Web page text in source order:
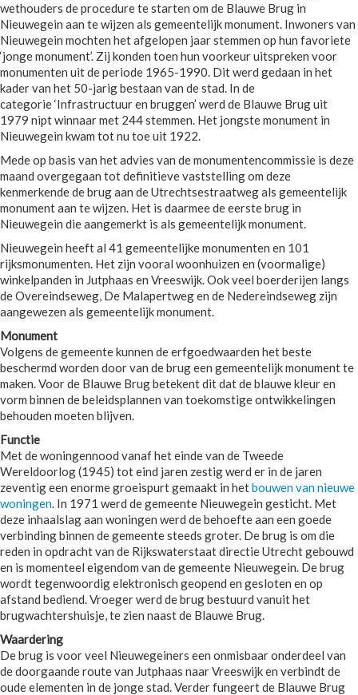
wethouders de procedure te starten om de Blauwe Brug in
Nieuwegein aan te wijzen als gemeentelijk monument. Inwoners van
Nieuwegein mochten het afgelopen jaar stemmen op hun favoriete
‘jonge monument’. Zij konden toen hun voorkeur uitspreken voor
monumenten uit de periode 1965-1990. Dit werd gedaan in het
kader van het 50-jarig bestaan van de stad. In de
categorie ‘Infrastructuur en bruggen’ werd de Blauwe Brug uit
1979 nipt winnaar met 244 stemmen. Het jongste monument in
Nieuwegein kwam tot nu toe uit 1922.
Mede op basis van het advies van de monumentencommissie is deze
maand overgegaan tot definitieve vaststelling om deze
kenmerkende de brug aan de Utrechtsestraatweg als gemeentelijk
monument aan te wijzen. Het is daarmee de eerste brug in
Nieuwegein die aangemerkt is als gemeentelijk monument.
Nieuwegein heeft al 41 gemeentelijke monumenten en 101
rijksmonumenten. Het zijn vooral woonhuizen en (voormalige)
winkelpanden in Jutphaas en Vreeswijk. Ook veel boerderijen langs
de Overeindseweg, De Malapertweg en de Nedereindseweg zijn
aangewezen als gemeentelijk monument.
Monument
Volgens de gemeente kunnen de erfgoedwaarden het beste
beschermd worden door van de brug een gemeentelijk monument te
maken. Voor de Blauwe Brug betekent dit dat de blauwe kleur en
vorm binnen de beleidsplannen van toekomstige ontwikkelingen
behouden moeten blijven.
Functie
Met de woningennood vanaf het einde van de Tweede
Wereldoorlog (1945) tot eind jaren zestig werd er in de jaren
zeventig een enorme groeispurt gemaakt in hetbouwen van nieuwe
woningen. In 1971 werd de gemeente Nieuwegein gesticht. Met
deze inhaalslag aan woningen werd de behoefte aan een goede
verbinding binnen de gemeente steeds groter. De brug is om die
reden in opdracht van de Rijkswaterstaat directie Utrecht gebouwd
en is momenteel eigendom van de gemeente Nieuwegein. De brug
wordt tegenwoordig elektronisch geopend en gesloten en op
afstand bediend. Vroeger werd de brug bestuurd vanuit het
brugwachtershuisje, te zien naast de Blauwe Brug.
Waardering
De brug is voor veel Nieuwegeiners een onmisbaar onderdeel van
de doorgaande route van Jutphaas naar Vreeswijk en verbindt de
oude elementen in de jonge stad. Verder fungeert de Blauwe Brug